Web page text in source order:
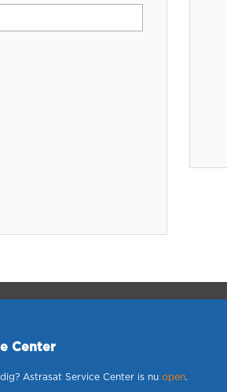
Center
Astrasat Service Center is nu open.